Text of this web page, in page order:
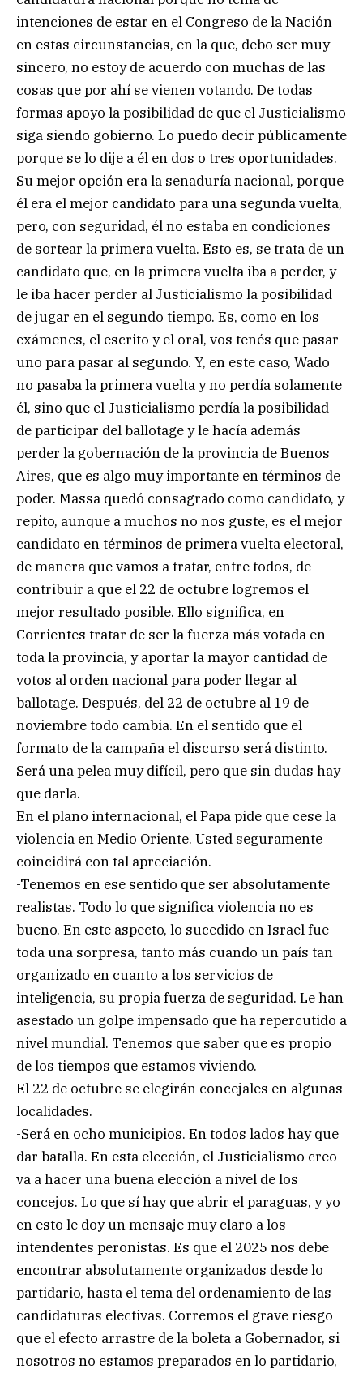
intenciones de estar en el Congreso de la Nación
en estas circunstancias, en la que, debo ser muy
sincero, no estoy de acuerdo con muchas de las
cosas que por ahí se vienen votando. De todas
formas apoyo la posibilidad de que el Justicialismo
siga siendo gobierno. Lo puedo decir públicamente
porque se lo dije a él en dos o tres oportunidades.
Su mejor opción era la senaduría nacional, porque
él era el mejor candidato para una segunda vuelta,
pero, con seguridad, él no estaba en condiciones
de sortear la primera vuelta. Esto es, se trata de un
candidato que, en la primera vuelta iba a perder, y
le iba hacer perder al Justicialismo la posibilidad
de jugar en el segundo tiempo. Es, como en los
exámenes, el escrito y el oral, vos tenés que pasar
uno para pasar al segundo. Y, en este caso, Wado
no pasaba la primera vuelta y no perdía solamente
él, sino que el Justicialismo perdía la posibilidad
de participar del ballotage y le hacía además
perder la gobernación de la provincia de Buenos
Aires, que es algo muy importante en términos de
poder. Massa quedó consagrado como candidato, y
repito, aunque a muchos no nos guste, es el mejor
candidato en términos de primera vuelta electoral,
de manera que vamos a tratar, entre todos, de
contribuir a que el 22 de octubre logremos el
mejor resultado posible. Ello significa, en
Corrientes tratar de ser la fuerza más votada en
toda la provincia, y aportar la mayor cantidad de
votos al orden nacional para poder llegar al
ballotage. Después, del 22 de octubre al 19 de
noviembre todo cambia. En el sentido que el
formato de la campaña el discurso será distinto.
Será una pelea muy difícil, pero que sin dudas hay
que darla.
En el plano internacional, el Papa pide que cese la
violencia en Medio Oriente. Usted seguramente
coincidirá con tal apreciación.
-Tenemos en ese sentido que ser absolutamente
realistas. Todo lo que significa violencia no es
bueno. En este aspecto, lo sucedido en Israel fue
toda una sorpresa, tanto más cuando un país tan
organizado en cuanto a los servicios de
inteligencia, su propia fuerza de seguridad. Le han
asestado un golpe impensado que ha repercutido a
nivel mundial. Tenemos que saber que es propio
de los tiempos que estamos viviendo.
El 22 de octubre se elegirán concejales en algunas
localidades.
-Será en ocho municipios. En todos lados hay que
dar batalla. En esta elección, el Justicialismo creo
va a hacer una buena elección a nivel de los
concejos. Lo que sí hay que abrir el paraguas, y yo
en esto le doy un mensaje muy claro a los
intendentes peronistas. Es que el 2025 nos debe
encontrar absolutamente organizados desde lo
partidario, hasta el tema del ordenamiento de las
candidaturas electivas. Corremos el grave riesgo
que el efecto arrastre de la boleta a Gobernador, si
nosotros no estamos preparados en lo partidario,